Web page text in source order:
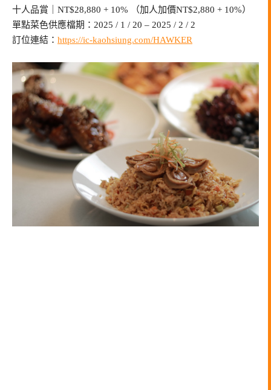
十人品賞｜NT$28,880 + 10% （加人加價NT$2,880 + 10%）
單點菜色供應檔期：2025 / 1 / 20 – 2025 / 2 / 2
訂位連結： https://ic-kaohsiung.com/HAWKER